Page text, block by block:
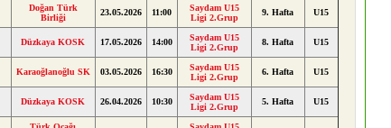
Doğan Türk
Birliği
23.05.2026 11:00
Saydam U15
Ligi 2.Grup
9. Hafta U15
Düzkaya KOSK 17.05.2026 14:00
Saydam U15
Ligi 2.Grup
8. Hafta U15
Karaoğlanoğlu SK 03.05.2026 16:30
Saydam U15
Ligi 2.Grup
6. Hafta U15
Düzkaya KOSK 26.04.2026 10:30
Saydam U15
Ligi 2.Grup
5. Hafta U15